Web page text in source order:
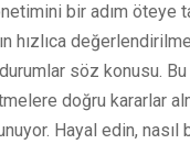
bir adım öteye
hızlıca
söz konusu.
doğru kararlar
Hayal edin, nasıl